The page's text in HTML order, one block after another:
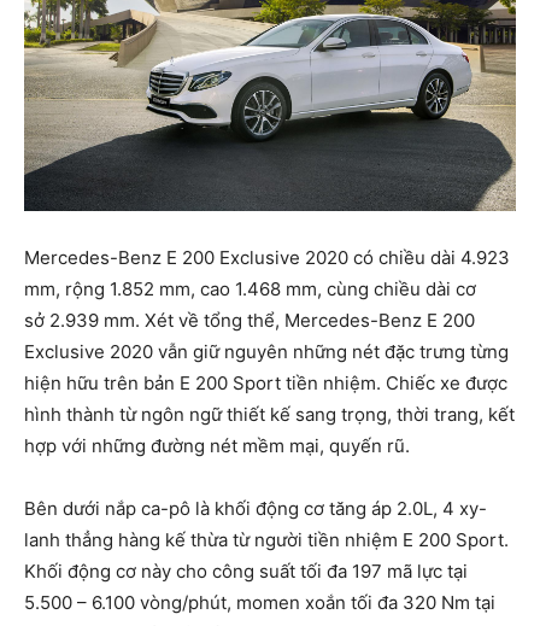
Mercedes-Benz E 200 Exclusive 2020 có chiều dài 4.923
mm, rộng 1.852 mm, cao 1.468 mm, cùng chiều dài cơ
sở 2.939 mm. Xét về tổng thể, Mercedes-Benz E 200
Exclusive 2020 vẫn giữ nguyên những nét đặc trưng từng
hiện hữu trên bản E 200 Sport tiền nhiệm. Chiếc xe được
hình thành từ ngôn ngữ thiết kế sang trọng, thời trang, kết
hợp với những đường nét mềm mại, quyến rũ.
Bên dưới nắp ca-pô là khối động cơ tăng áp 2.0L, 4 xy-
lanh thẳng hàng kế thừa từ người tiền nhiệm E 200 Sport.
Khối động cơ này cho công suất tối đa 197 mã lực tại
5.500 – 6.100 vòng/phút, momen xoắn tối đa 320 Nm tại